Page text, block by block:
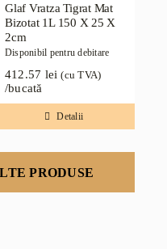
Glaf Vratza Tigrat Mat
Bizotat 1L 150 X 25 X
2cm
Disponibil pentru debitare
412.57 lei (cu TVA)
/bucată
Detalii
PRODUSE